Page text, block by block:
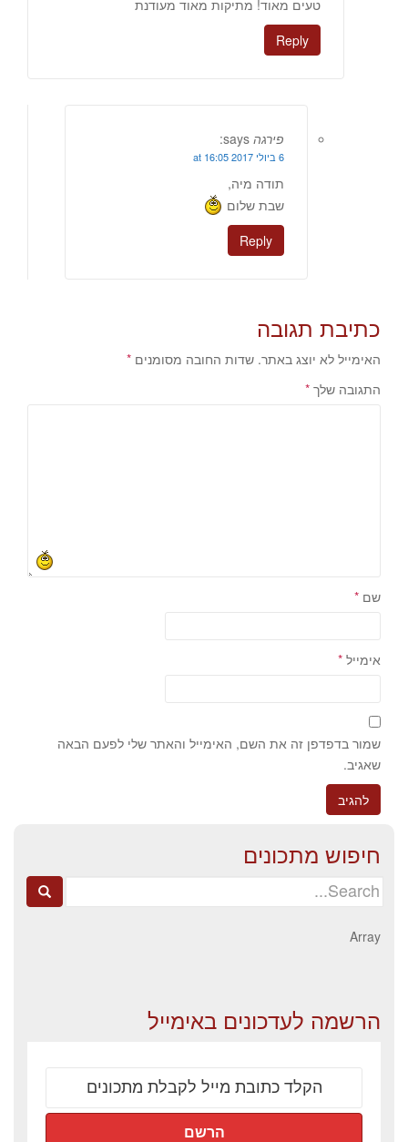
טעים מאוד! מתיקות מאוד מעודנת
Reply
פירגה says:
6 ביולי 2017 at 16:05
תודה מיה,
שבת שלום
Reply
כתיבת תגובה
האימייל לא יוצג באתר. שדות החובה מסומנים *
התגובה שלך *
שם *
אימייל *
שמור בדפדפן זה את השם, האימייל והאתר שלי לפעם הבאה
שאגיב.
חיפוש מתכונים
Search
Array
הרשמה לעדכונים באימייל